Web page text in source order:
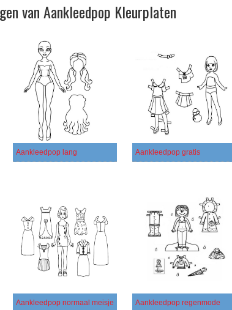
van Aankleedpop Kleurplaten
Aankleedpop lang Aankleedpop gratis
Aankleedpop normaal meisje Aankleedpop regenmode